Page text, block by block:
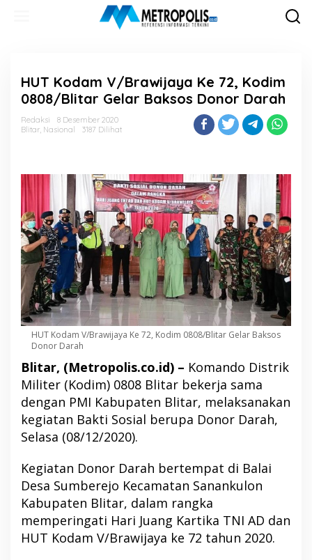
HUT Kodam V/Brawijaya Ke 72, Kodim
0808/Blitar Gelar Baksos Donor Darah
Redaksi
8 Desember 2020
Blitar, Nasional 3187 Dilihat
HUT Kodam V/Brawijaya Ke 72, Kodim 0808/Blitar Gelar Baksos
Donor Darah
Blitar, (Metropolis.co.id) – Komando Distrik
Militer (Kodim) 0808 Blitar bekerja sama
dengan PMI Kabupaten Blitar, melaksanakan
kegiatan Bakti Sosial berupa Donor Darah,
Selasa (08/12/2020).
Kegiatan Donor Darah bertempat di Balai
Desa Sumberejo Kecamatan Sanankulon
Kabupaten Blitar, dalam rangka
memperingati Hari Juang Kartika TNI AD dan
HUT Kodam V/Brawijaya ke 72 tahun 2020.